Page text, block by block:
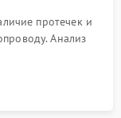
протечек и
Анализ
вращения
защиты